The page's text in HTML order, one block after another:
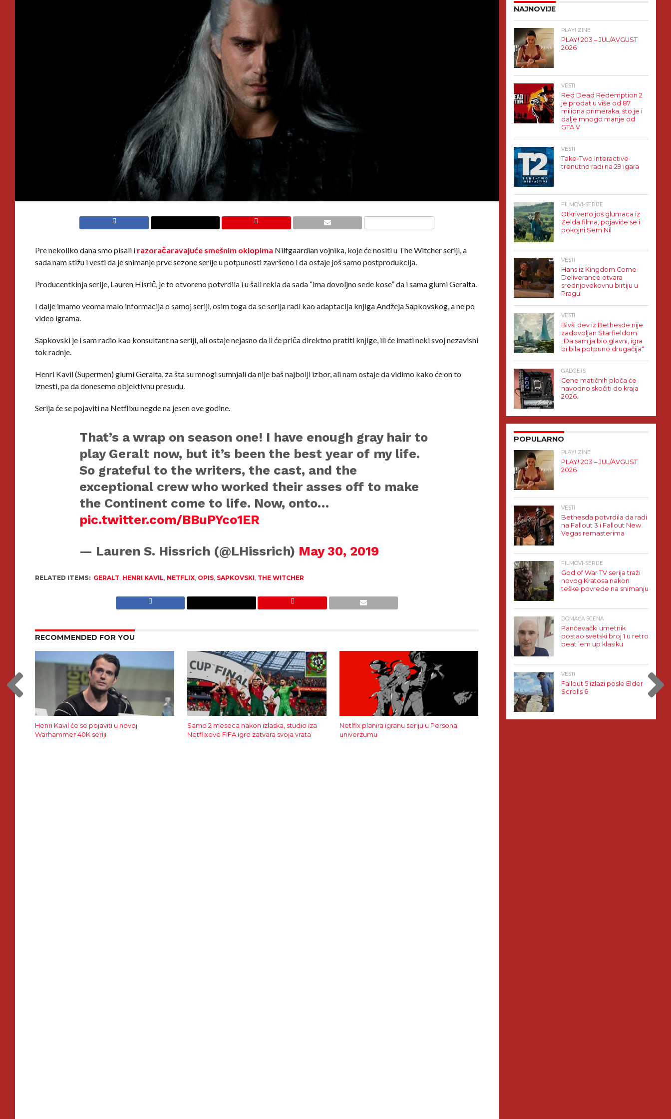
Pre nekoliko dana smo pisali i razoračaravajuće smešnim oklopima Nilfgaardian vojnika, koje će nositi u The Witcher seriji, a
sada nam stižu i vesti da je snimanje prve sezone serije u potpunosti završeno i da ostaje još samo postprodukcija.
Producentkinja serije, Lauren Hisrič, je to otvoreno potvrdila i u šali rekla da sada “ima dovoljno sede kose” da i sama glumi Geralta.
I dalje imamo veoma malo informacija o samoj seriji, osim toga da se serija radi kao adaptacija knjiga Andžeja Sapkovskog, a ne po
video igrama.
Sapkovski je i sam radio kao konsultant na seriji, ali ostaje nejasno da li će priča direktno pratiti knjige, ili će imati neki svoj nezavisni
tok radnje.
Henri Kavil (Supermen) glumi Geralta, za šta su mnogi sumnjali da nije baš najbolji izbor, ali nam ostaje da vidimo kako će on to
iznesti, pa da donesemo objektivnu presudu.
Serija će se pojaviti na Netflixu negde na jesen ove godine.
That’s a wrap on season one! I have enough gray hair to
play Geralt now, but it’s been the best year of my life.
So grateful to the writers, the cast, and the
exceptional crew who worked their asses off to make
the Continent come to life. Now, onto…
pic.twitter.com/BBuPYco1ER
— Lauren S. Hissrich (@LHissrich) May 30, 2019
RELATED ITEMS: GERALT, HENRI KAVIL, NETFLIX, OPIS, SAPKOVSKI, THE WITCHER
RECOMMENDED FOR YOU
Henri Kavil će se pojaviti u novoj
Warhammer 40K seriji
Samo 2 meseca nakon izlaska, studio iza
Netflixove FIFA igre zatvara svoja vrata
Netlfix planira igranu seriju u Persona
univerzumu
NAJNOVIJE
PLAY! ZINE
PLAY! 203 – JUL/AVGUST
2026
VESTI
Red Dead Redemption 2
je prodat u više od 87
miliona primeraka, što je i
dalje mnogo manje od
GTA V
VESTI
Take-Two Interactive
trenutno radi na 29 igara
FILMOVI-SERIJE
Otkriveno još glumaca iz
Zelda filma, pojaviće se i
pokojni Sem Nil
VESTI
Hans iz Kingdom Come
Deliverance otvara
srednjovekovnu birtiju u
Pragu
VESTI
Bivši dev iz Bethesde nije
zadovoljan Starfieldom:
„Da sam ja bio glavni, igra
bi bila potpuno drugačija“
GADGETS
Cene matičnih ploča će
navodno skočiti do kraja
2026.
POPULARNO
PLAY! ZINE
PLAY! 203 – JUL/AVGUST
2026
VESTI
Bethesda potvrdila da radi
na Fallout 3 i Fallout New
Vegas remasterima
FILMOVI-SERIJE
God of War TV serija traži
novog Kratosa nakon
teške povrede na snimanju
DOMAĆA SCENA
Pančevački umetnik
postao svetski broj 1 u retro
beat ’em up klasiku
VESTI
Fallout 5 izlazi posle Elder
Scrolls 6